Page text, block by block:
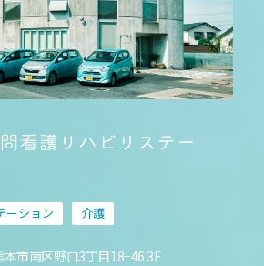
ーション 介護
市南区野口3丁目18−46 3F